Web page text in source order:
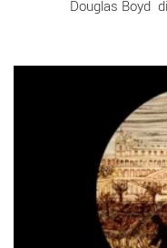
Douglas Boyd